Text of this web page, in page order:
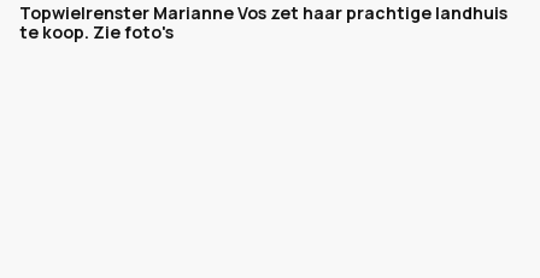
Topwielrenster Marianne Vos zet haar prachtige landhuis
te koop. Zie foto's